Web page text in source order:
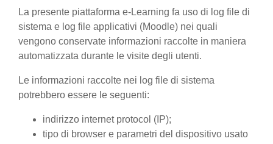
La presente piattaforma e-Learning fa uso di log file di
sistema e log file applicativi (Moodle) nei quali
vengono conservate informazioni raccolte in maniera
automatizzata durante le visite degli utenti.
Le informazioni raccolte nei log file di sistema
potrebbero essere le seguenti:
indirizzo internet protocol (IP);
tipo di browser e parametri del dispositivo usato